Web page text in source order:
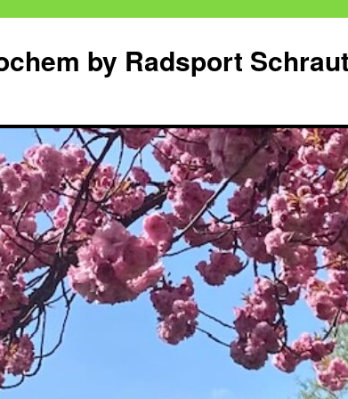
by Radsport